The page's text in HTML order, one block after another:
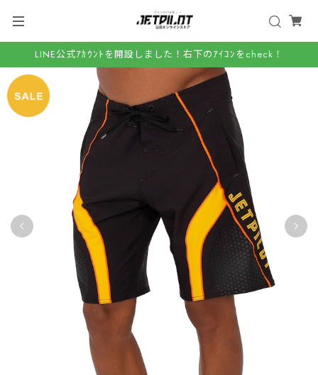
LINE公式ｱｶｳﾝﾄを開設しました！右下のｱｲｺﾝをcheck！